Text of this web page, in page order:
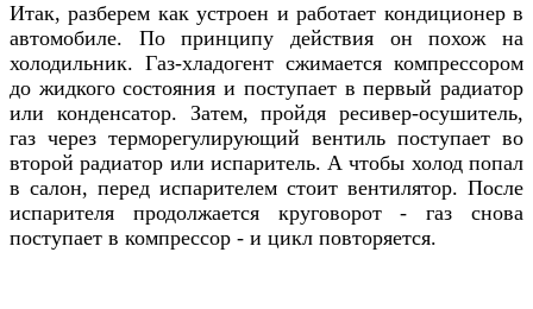
Итак, разберем как устроен и работает кондиционер в
автомобиле. По принципу действия он похож на
холодильник. Газ-хладогент сжимается компрессором
до жидкого состояния и поступает в первый радиатор
или конденсатор. Затем, пройдя ресивер-осушитель,
газ через терморегулирующий вентиль поступает во
второй радиатор или испаритель. А чтобы холод попал
в салон, перед испарителем стоит вентилятор. После
испарителя продолжается круговорот - газ снова
поступает в компрессор - и цикл повторяется.